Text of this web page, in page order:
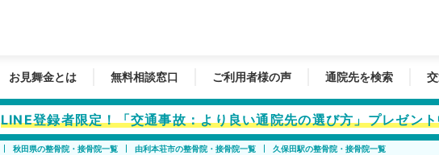
お見舞金とは 無料相談窓口 ご利用者様の声 通院先を検索
LINE登録者限定！「交通事故：より良い通院先の選び方」プレゼン
秋田県の整骨院・接骨院一覧 由利本荘市の整骨院・接骨院一覧 久保田駅の整骨院・接骨院一覧